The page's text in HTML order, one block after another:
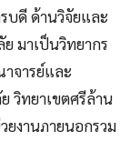
บดี ด้านวิจัยและ
มาเป็นวิทยากร
จารย์และ
วิทยาเขตศรีล้าน
ยงานภายนอกรวม